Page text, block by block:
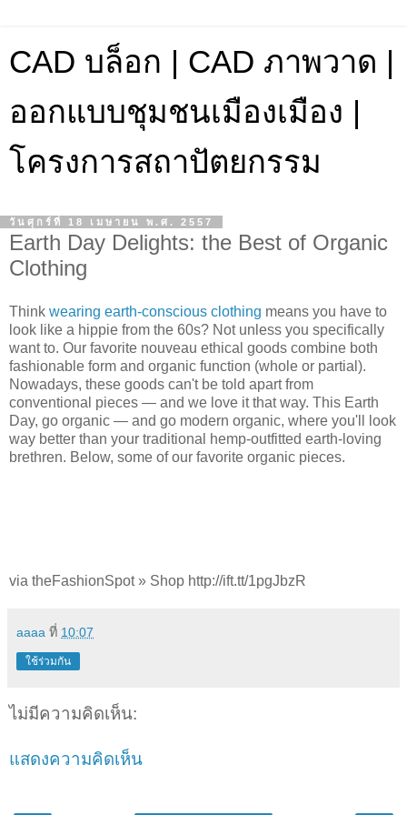
CAD บล็อก | CAD ภาพวาด |
ออกแบบชุมชนเมืองเมือง |
โครงการสถาปัตยกรรม
วันศุกร์ที่ 18 เมษายน พ.ศ. 2557
Earth Day Delights: the Best of Organic
Clothing
Think wearing earth-conscious clothing means you have to
look like a hippie from the 60s? Not unless you specifically
want to. Our favorite nouveau ethical goods combine both
fashionable form and organic function (whole or partial).
Nowadays, these goods can't be told apart from
conventional pieces — and we love it that way. This Earth
Day, go organic — and go modern organic, where you'll look
way better than your traditional hemp-outfitted earth-loving
brethren. Below, some of our favorite organic pieces.
via theFashionSpot » Shop http://ift.tt/1pgJbzR
aaaa ที่ 10:07
ใช้ร่วมกัน
ไม่มีความคิดเห็น:
แสดงความคิดเห็น